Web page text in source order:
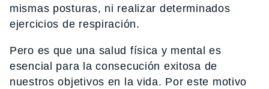
mismas posturas, ni realizar determinados
ejercicios de respiración.
Pero es que una salud física y mental es
esencial para la consecución exitosa de
nuestros objetivos en la vida. Por este motivo